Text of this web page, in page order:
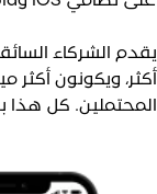
الشركاء
ويكونون أكثر
كل هذا